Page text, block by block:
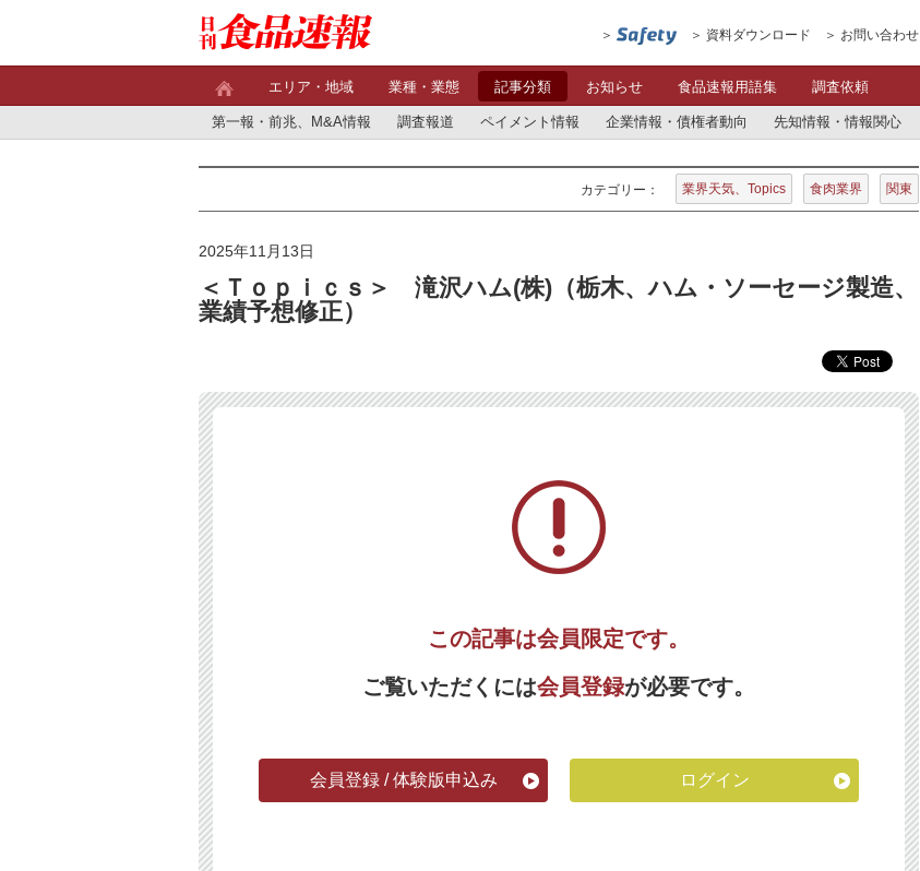
資料ダウンロード お問い合わせ
エリア・地域 業種・業態 記事分類 お知らせ 食品速報用語集 調査依頼
第一報・前兆、M&A情報 調査報道 ペイメント情報 企業情報・債権者動向 先知情報・情報関心
カテゴリー： 業界天気、Topics 食肉業界 関東
2025年11月13日
＜Ｔｏｐｉｃｓ＞ 滝沢ハム(株)（栃木、ハム・ソーセージ製造、
業績予想修正）
この記事は会員限定です。
ご覧いただくには会員登録が必要です。
会員登録 / 体験版申込み ログイン